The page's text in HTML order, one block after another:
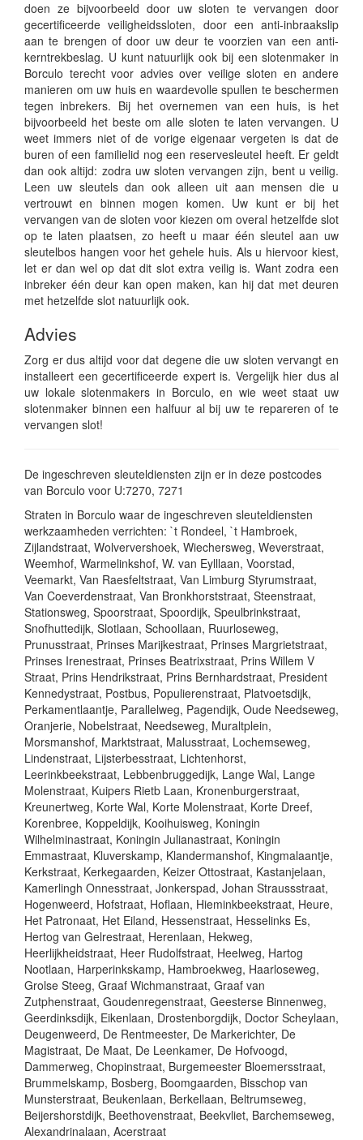
doen ze bijvoorbeeld door uw sloten te vervangen door
gecertificeerde veiligheidssloten, door een anti-inbraakslip
aan te brengen of door uw deur te voorzien van een anti-
kerntrekbeslag. U kunt natuurlijk ook bij een slotenmaker in
Borculo terecht voor advies over veilige sloten en andere
manieren om uw huis en waardevolle spullen te beschermen
tegen inbrekers. Bij het overnemen van een huis, is het
bijvoorbeeld het beste om alle sloten te laten vervangen. U
weet immers niet of de vorige eigenaar vergeten is dat de
buren of een familielid nog een reservesleutel heeft. Er geldt
dan ook altijd: zodra uw sloten vervangen zijn, bent u veilig.
Leen uw sleutels dan ook alleen uit aan mensen die u
vertrouwt en binnen mogen komen. Uw kunt er bij het
vervangen van de sloten voor kiezen om overal hetzelfde slot
op te laten plaatsen, zo heeft u maar één sleutel aan uw
sleutelbos hangen voor het gehele huis. Als u hiervoor kiest,
let er dan wel op dat dit slot extra veilig is. Want zodra een
inbreker één deur kan open maken, kan hij dat met deuren
met hetzelfde slot natuurlijk ook.
Advies
Zorg er dus altijd voor dat degene die uw sloten vervangt en
installeert een gecertificeerde expert is. Vergelijk hier dus al
uw lokale slotenmakers in Borculo, en wie weet staat uw
slotenmaker binnen een halfuur al bij uw te repareren of te
vervangen slot!
De ingeschreven sleuteldiensten zijn er in deze postcodes
van Borculo voor U:7270, 7271
Straten in Borculo waar de ingeschreven sleuteldiensten
werkzaamheden verrichten: `t Rondeel, `t Hambroek,
Zijlandstraat, Wolververshoek, Wiechersweg, Weverstraat,
Weemhof, Warmelinkshof, W. van Eylllaan, Voorstad,
Veemarkt, Van Raesfeltstraat, Van Limburg Styrumstraat,
Van Coeverdenstraat, Van Bronkhorststraat, Steenstraat,
Stationsweg, Spoorstraat, Spoordijk, Speulbrinkstraat,
Snofhuttedijk, Slotlaan, Schoollaan, Ruurloseweg,
Prunusstraat, Prinses Marijkestraat, Prinses Margrietstraat,
Prinses Irenestraat, Prinses Beatrixstraat, Prins Willem V
Straat, Prins Hendrikstraat, Prins Bernhardstraat, President
Kennedystraat, Postbus, Populierenstraat, Platvoetsdijk,
Perkamentlaantje, Parallelweg, Pagendijk, Oude Needseweg,
Oranjerie, Nobelstraat, Needseweg, Muraltplein,
Morsmanshof, Marktstraat, Malusstraat, Lochemseweg,
Lindenstraat, Lijsterbesstraat, Lichtenhorst,
Leerinkbeekstraat, Lebbenbruggedijk, Lange Wal, Lange
Molenstraat, Kuipers Rietb Laan, Kronenburgerstraat,
Kreunertweg, Korte Wal, Korte Molenstraat, Korte Dreef,
Korenbree, Koppeldijk, Kooihuisweg, Koningin
Wilhelminastraat, Koningin Julianastraat, Koningin
Emmastraat, Kluverskamp, Klandermanshof, Kingmalaantje,
Kerkstraat, Kerkegaarden, Keizer Ottostraat, Kastanjelaan,
Kamerlingh Onnesstraat, Jonkerspad, Johan Straussstraat,
Hogenweerd, Hofstraat, Hoflaan, Hieminkbeekstraat, Heure,
Het Patronaat, Het Eiland, Hessenstraat, Hesselinks Es,
Hertog van Gelrestraat, Herenlaan, Hekweg,
Heerlijkheidstraat, Heer Rudolfstraat, Heelweg, Hartog
Nootlaan, Harperinkskamp, Hambroekweg, Haarloseweg,
Grolse Steeg, Graaf Wichmanstraat, Graaf van
Zutphenstraat, Goudenregenstraat, Geesterse Binnenweg,
Geerdinksdijk, Eikenlaan, Drostenborgdijk, Doctor Scheylaan,
Deugenweerd, De Rentmeester, De Markerichter, De
Magistraat, De Maat, De Leenkamer, De Hofvoogd,
Dammerweg, Chopinstraat, Burgemeester Bloemersstraat,
Brummelskamp, Bosberg, Boomgaarden, Bisschop van
Munsterstraat, Beukenlaan, Berkellaan, Beltrumseweg,
Beijershorstdijk, Beethovenstraat, Beekvliet, Barchemseweg,
Alexandrinalaan, Acerstraat